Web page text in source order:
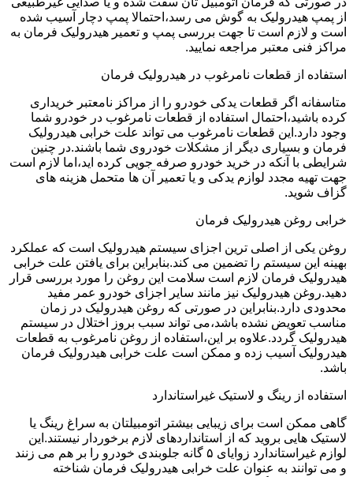
از پمپ هیدرولیک به گوش می رسد،احتمالا پمپ دچار آسیب شده
است و لازم است تا جهت بررسی پمپ و تعمیر هیدرولیک فرمان به
مراکز فنی معتبر مراجعه نمایید.
استفاده از قطعات نامرغوب در هیدرولیک فرمان
متاسفانه اگر قطعات یدکی خودرو را از مراکز نامعتبر خریداری
کرده باشید،احتمال استفاده از قطعات نامرغوب در خودرو شما
وجود دارد.این قطعات نامرغوب می تواند علت خرابی هیدرولیک
فرمان و بسیاری دیگر از مشکلات خودروی شما باشند.در چنین
شرایطی با آنکه در خرید خودرو صرفه جویی کرده اید،اما لازم است
جهت تهیه مجدد لوازم یدکی و یا تعمیر آن ها متحمل هزینه های
گزاف شوید.
خرابی روغن هیدرولیک فرمان
روغن یکی از اصلی ترین اجزای سیستم هیدرولیک است که عملکرد
بهینه این سیستم را تضمین می کند.بنابراین برای یافتن علت خرابی
هیدرولیک فرمان لازم است سلامت این روغن را مورد بررسی قرار
دهید.روغن هیدرولیک نیز مانند سایر اجزای خودرو عمر مفید
محدودی دارد.بنابراین در صورتی که روغن هیدرولیک در زمان
مناسب تعویض نشده باشد،می تواند سبب بروز اختلال در سیستم
هیدرولیک گردد.علاوه بر این،استفاده از روغن نامرغوب به قطعات
هیدرولیک آسیب زده و ممکن است علت خرابی هیدرولیک فرمان
باشد.
استفاده از رینگ و لاستیک غیراستاندارد
گاهی ممکن است برای زیبایی بیشتر اتومبیلتان به سراغ رینگ یا
لاستیک هایی بروید که از استانداردهای لازم برخوردار نیستند.این
لوازم غیراستاندارد زوایای ۵ گانه جلوبندی خودرو را بر هم می زنند
و می توانند به عنوان علت خرابی هیدرولیک فرمان شناخته